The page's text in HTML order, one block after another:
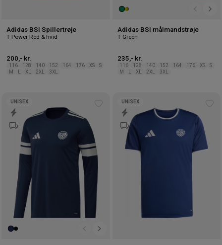
Adidas BSI Spillertrøje
T Power Red & hvid
200,- kr.
116 128 140 152 164 176 XS
S
M
L XL 2XL 3XL
Adidas BSI målmandstrøje
T Green
235,- kr.
116 128 140 152 164 176 XS
S
M
L XL 2XL 3XL
ønskeliste
UNISEX UNISEX